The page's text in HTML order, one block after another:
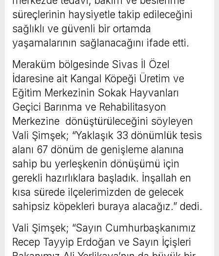
süreçlerinin haysiyetle takip edileceğini
sağlıklı ve güvenli bir ortamda
yaşamalarının sağlanacağını ifade etti.
Meraküm bölgesinde Sivas İl Özel
İdaresine ait Kangal Köpeği Üretim ve
Eğitim Merkezinin Sokak Hayvanları
Geçici Barınma ve Rehabilitasyon
Merkezine dönüştürüleceğini söyleyen
Vali Şimşek; “Yaklaşık 33 dönümlük tesis
alanı 67 dönüm de genişleme alanına
sahip bu yerleşkenin dönüşümü için
gerekli hazırlıklara başladık. İnşallah en
kısa sürede ilçelerimizden de gelecek
sahipsiz köpekleri buraya alacağız.” dedi.
Vali Şimşek; “Sayın Cumhurbaşkanımız
Recep Tayyip Erdoğan ve Sayın İçişleri